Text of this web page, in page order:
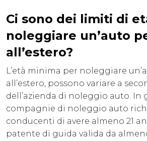
Ci sono dei limiti di
noleggiare un’auto
all’estero?
L’età minima per noleggiare
all’estero, possono variare a
dell’azienda di noleggio auto. In
compagnie di noleggio auto
conducenti di avere almeno 21
patente di guida valida da